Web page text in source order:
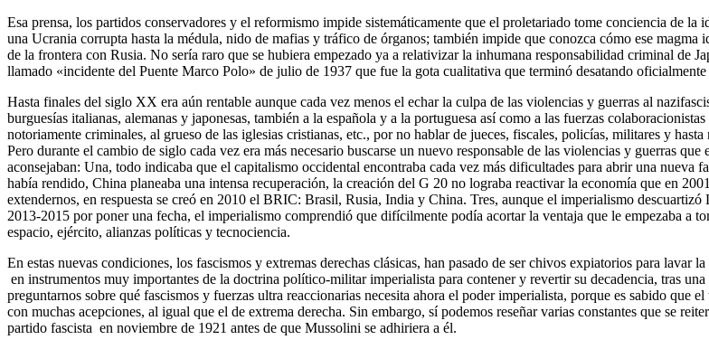
Esa prensa, los partidos conservadores y el reformismo impide sistemáticamente que el proletariado tome conciencia de
una Ucrania corrupta hasta la médula, nido de mafias y tráfico de órganos; también impide que conozca cómo ese
de la frontera con Rusia. No sería raro que se hubiera empezado ya a relativizar la inhumana responsabilidad criminal de
llamado «incidente del Puente Marco Polo» de julio de 1937 que fue la gota cualitativa que terminó desatando
Hasta finales del siglo XX era aún rentable aunque cada vez menos el echar la culpa de las violencias y guerras al
burguesías italianas, alemanas y japonesas, también a la española y a la portuguesa así como a las fuerzas
notoriamente criminales, al grueso de las iglesias cristianas, etc., por no hablar de jueces, fiscales, policías, militares y
Pero durante el cambio de siglo cada vez era más necesario buscarse un nuevo responsable de las violencias y guerras
aconsejaban: Una, todo indicaba que el capitalismo occidental encontraba cada vez más dificultades para abrir una nueva
había rendido, China planeaba una intensa recuperación, la creación del G 20 no lograba reactivar la economía que en
extendernos, en respuesta se creó en 2010 el BRIC: Brasil, Rusia, India y China. Tres, aunque el imperialismo
2013-2015 por poner una fecha, el imperialismo comprendió que difícilmente podía acortar la ventaja que le empezaba a
espacio, ejército, alianzas políticas y tecnociencia.
En estas nuevas condiciones, los fascismos y extremas derechas clásicas, han pasado de ser chivos expiatorios para lavar
en instrumentos muy importantes de la doctrina político-militar imperialista para contener y revertir su decadencia, tras
preguntarnos sobre qué fascismos y fuerzas ultra reaccionarias necesita ahora el poder imperialista, porque es sabido que
con muchas acepciones, al igual que el de extrema derecha. Sin embargo, sí podemos reseñar varias constantes que se
partido fascista en noviembre de 1921 antes de que Mussolini se adhiriera a él.